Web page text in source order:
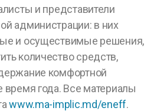
и представители
администрации: в них
и осуществимые решения,
количество средств,
комфортной
года. Все материалы
www.ma-implic.md/eneff.